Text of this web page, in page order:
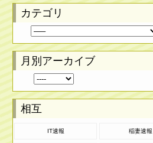
カテゴリ
月別アーカイブ
相互
IT速報 稲妻速報